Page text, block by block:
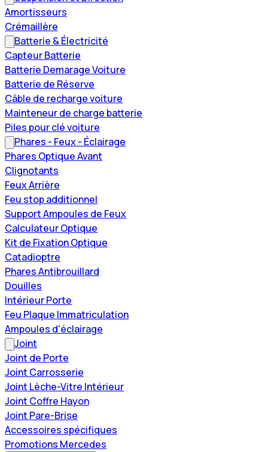
Amortisseurs
Crémaillère
Batterie & Électricité
Capteur Batterie
Batterie Demarage Voiture
Batterie de Réserve
Câble de recharge voiture
Mainteneur de charge batterie
Piles pour clé voiture
Phares - Feux - Éclairage
Phares Optique Avant
Clignotants
Feux Arrière
Feu stop additionnel
Support Ampoules de Feux
Calculateur Optique
Kit de Fixation Optique
Catadioptre
Phares Antibrouillard
Douilles
Intérieur Porte
Feu Plaque Immatriculation
Ampoules d'éclairage
Joint
Joint de Porte
Joint Carrosserie
Joint Lèche-Vitre Intérieur
Joint Coffre Hayon
Joint Pare-Brise
Accessoires spécifiques
Promotions Mercedes